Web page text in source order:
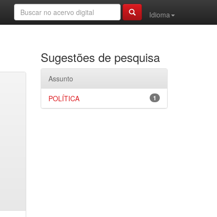
Idioma
Sugestões de pesquisa
Assunto
1
POLÍTICA